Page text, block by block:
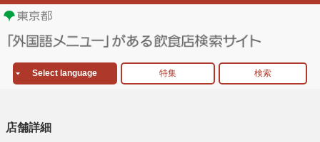
Select language 特集 検索
店舗詳細